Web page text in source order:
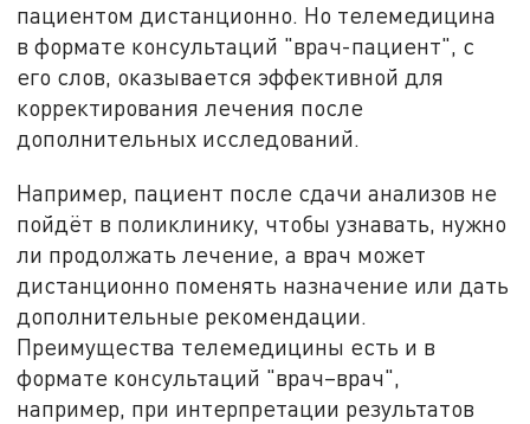
пациентом дистанционно. Но телемедицина
в формате консультаций "врач-пациент", с
его слов, оказывается эффективной для
корректирования лечения после
дополнительных исследований.
Например, пациент после сдачи анализов не
пойдёт в поликлинику, чтобы узнавать, нужно
ли продолжать лечение, а врач может
дистанционно поменять назначение или дать
дополнительные рекомендации.
Преимущества телемедицины есть и в
формате консультаций "врач–врач",
например, при интерпретации результатов